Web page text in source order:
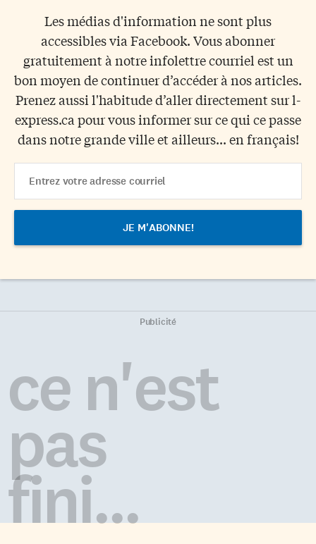
Les médias d'information ne sont plus
accessibles via Facebook. Vous abonner
gratuitement à notre infolettre courriel est un
bon moyen de continuer d’accéder à nos articles.
Prenez aussi l'habitude d’aller directement sur l-
express.ca pour vous informer sur ce qui ce passe
dans notre grande ville et ailleurs... en français!
Address
Publicité
ce n'est
pas
fini...